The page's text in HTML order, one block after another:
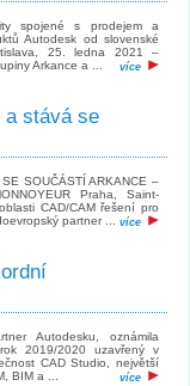
spojené s prodejem a
Autodesk od slovenské
25. ledna 2021 –
Arkance a ...
více
a stává se
SOUČÁSTÍ ARKANCE –
Praha, Saint-
CAD/CAM řešení pro
partner ... více
Autodesku, oznámila
2019/2020 uzavřený v
CAD Studio, největší
BIM a ...
více